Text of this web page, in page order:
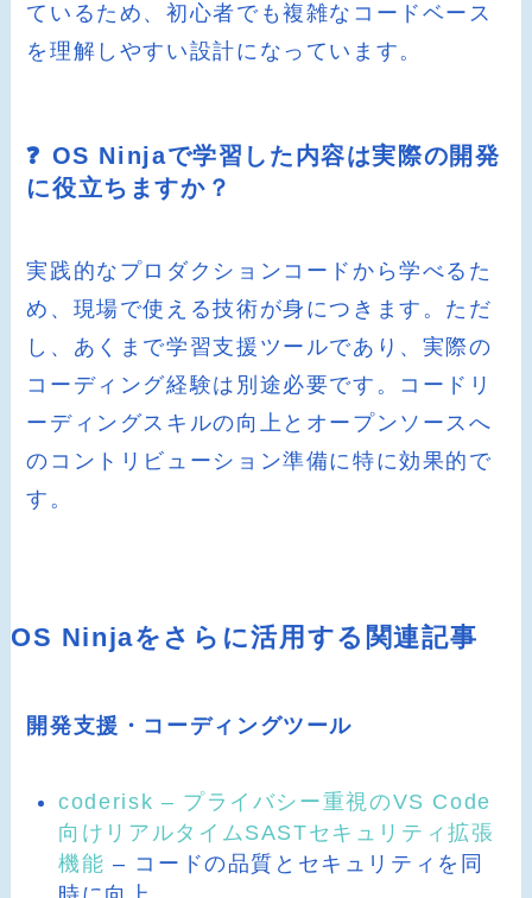
ているため、初心者でも複雑なコードベース
を理解しやすい設計になっています。
❓ OS Ninjaで学習した内容は実際の開発
に役立ちますか？
実践的なプロダクションコードから学べるた
め、現場で使える技術が身につきます。ただ
し、あくまで学習支援ツールであり、実際の
コーディング経験は別途必要です。コードリ
ーディングスキルの向上とオープンソースへ
のコントリビューション準備に特に効果的で
す。
OS Ninjaをさらに活用する関連記事
開発支援・コーディングツール
coderisk – プライバシー重視のVS Code
向けリアルタイムSASTセキュリティ拡張
機能 – コードの品質とセキュリティを同